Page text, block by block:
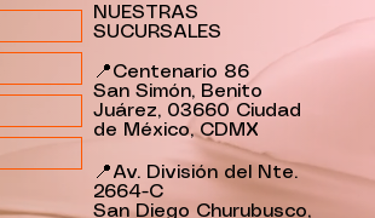
NUESTRAS
SUCURSALES
📍Centenario 86
San Simón, Benito
Juárez, 03660 Ciudad
de México, CDMX
📍Av. División del Nte.
2664-C
San Diego Churubusco,